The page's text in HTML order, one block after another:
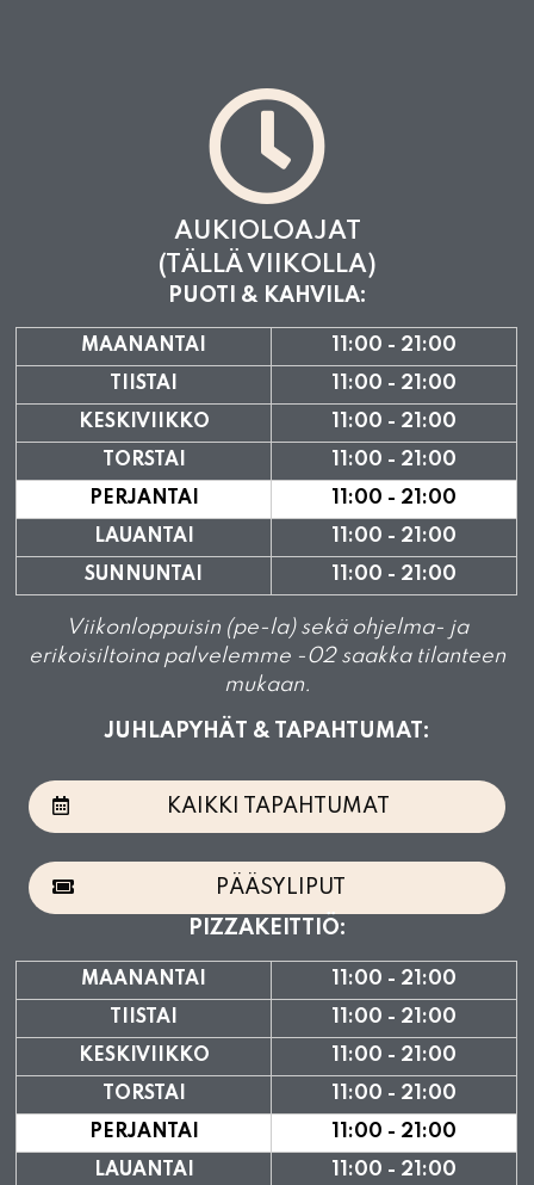
AUKIOLOAJAT
(TÄLLÄ VIIKOLLA)
PUOTI & KAHVILA:
MAANANTAI
11:00 - 21:00
TIISTAI
11:00 - 21:00
KESKIVIIKKO
11:00 - 21:00
TORSTAI
11:00 - 21:00
PERJANTAI
11:00 - 21:00
LAUANTAI
11:00 - 21:00
SUNNUNTAI
11:00 - 21:00
Viikonloppuisin (pe-la) sekä ohjelma- ja
erikoisiltoina palvelemme -02 saakka tilanteen
mukaan.
JUHLAPYHÄT & TAPAHTUMAT:
KAIKKI TAPAHTUMAT
PÄÄSYLIPUT
PIZZAKEITTIÖ:
MAANANTAI
11:00 - 21:00
TIISTAI
11:00 - 21:00
KESKIVIIKKO
11:00 - 21:00
TORSTAI
11:00 - 21:00
PERJANTAI
11:00 - 21:00
LAUANTAI
11:00 - 21:00